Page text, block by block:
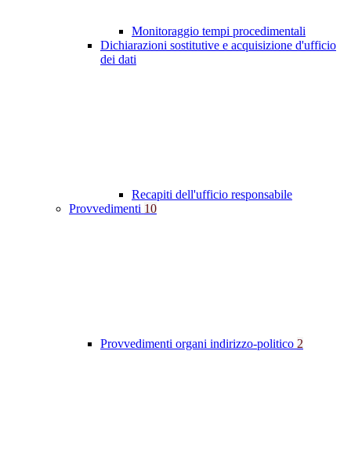
Monitoraggio tempi procedimentali
Dichiarazioni sostitutive e acquisizione d'ufficio
dei dati
Recapiti dell'ufficio responsabile
Provvedimenti 10
Provvedimenti organi indirizzo-politico 2